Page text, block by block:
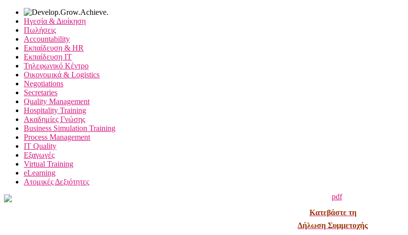
Ηγεσία & Διοίκηση
Πωλήσεις
Accountability
Εκπαίδευση & HR
Εκπαίδευση IT
Τηλεφωνικό Κέντρο
Οικονομικά & Logistics
Negotiations
Secretaries
Quality Management
Hospitality Training
Ακαδημίες Γνώσης
Business Simulation Training
Process Management
IT Quality
Εξαγωγές
Virtual Training
eLearning
Ατομικές Δεξιότητες
Κατεβάστε τη
Δήλωση Συμμετοχής